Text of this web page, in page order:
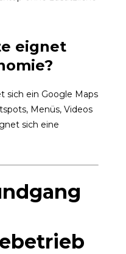
eignet
sich ein Google Maps
Menüs, Videos
sich eine